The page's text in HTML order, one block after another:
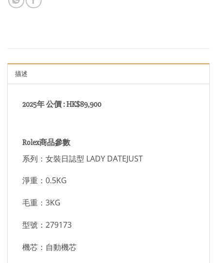
描述
2025年 公價 : HK$89,900
Rolex商品參數
系列：女裝日誌型 LADY DATEJUST
淨重：0.5KG
毛重：3KG
型號：279173
機芯：自動機芯